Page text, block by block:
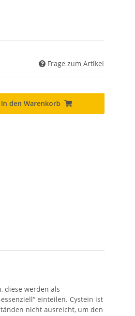
Frage zum Artikel
In den Warenkorb
diese werden als
einteilen. Cystein ist
nicht ausreicht, um den